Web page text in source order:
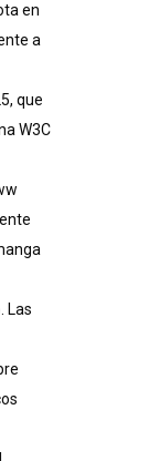
en
a
que
W3C
Las